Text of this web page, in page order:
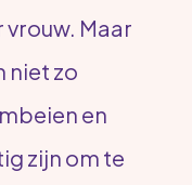
Maar
niet zo
en
zijn om te